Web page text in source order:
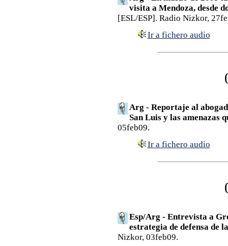
visita a Mendoza, desde
[ESL/ESP]. Radio Nizkor,
Ir a fichero audio
Arg - Reportaje al
San Luis y las amenazas
05feb09.
Ir a fichero audio
Esp/Arg - Entrevista a
estrategia de defensa de
Nizkor, 03feb09.